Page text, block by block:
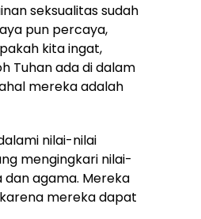
seksualitas sudah
pun percaya,
kita ingat,
Tuhan ada di dalam
mereka adalah
nilai-nilai
mengingkari nilai-
dan agama. Mereka
mereka dapat